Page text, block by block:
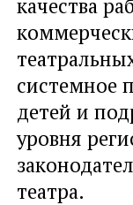
системное
детей и
уровня
театра.